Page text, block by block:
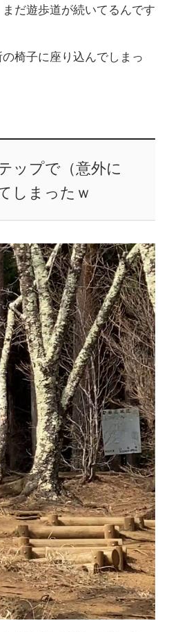
だ遊歩道が続いてるんです
椅子に座り込んでしまっ
ップで（意外に
しまったｗ